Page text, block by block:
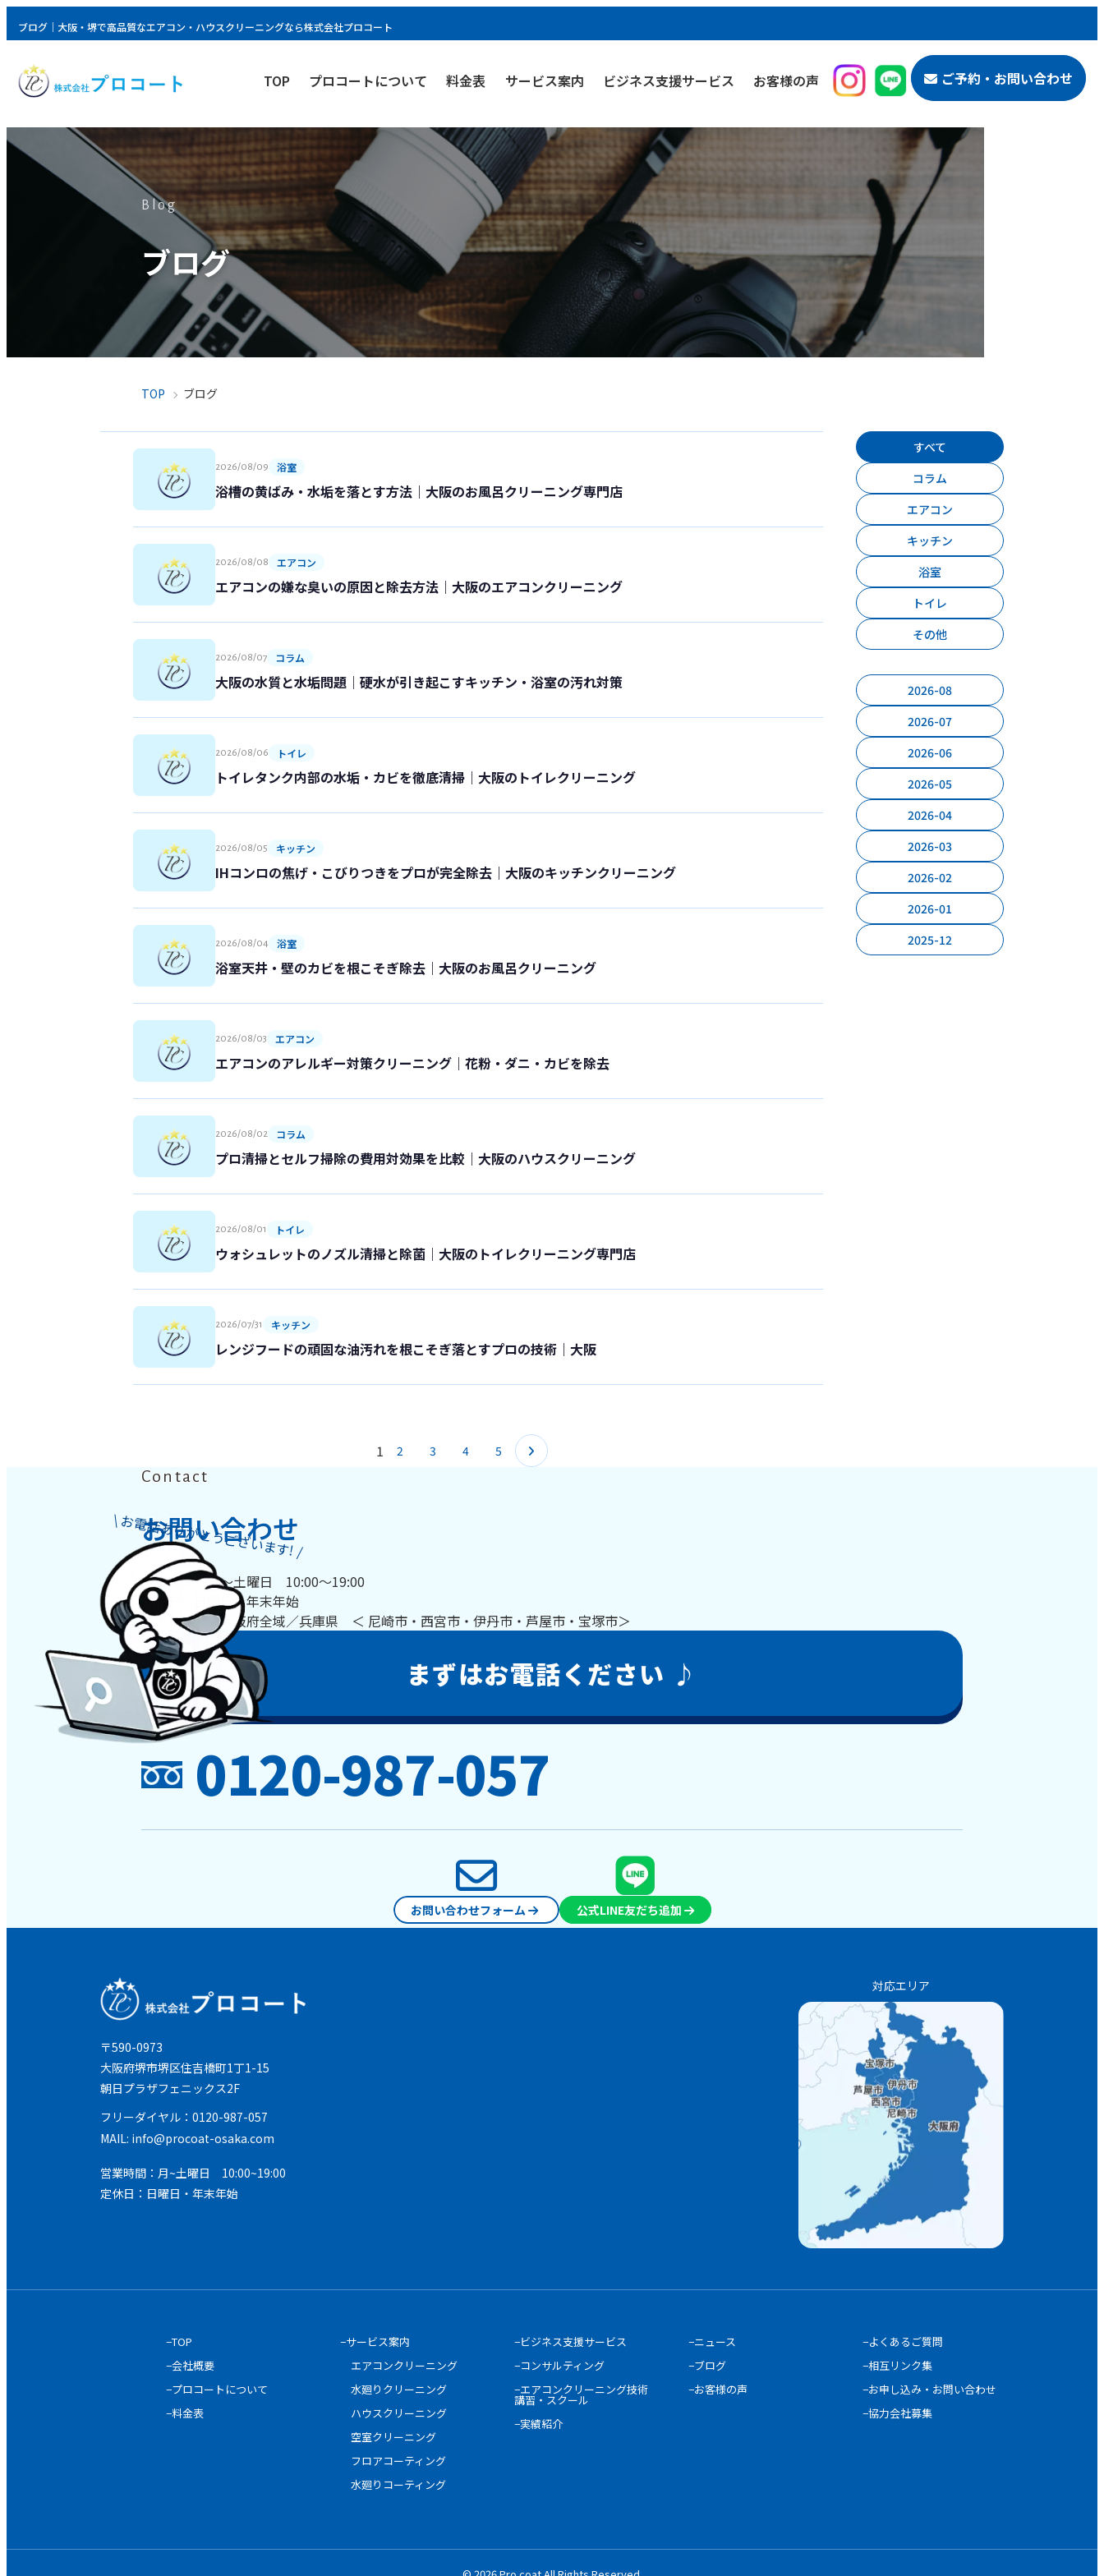
ブログ｜大阪・堺で高品質なエアコン・ハウスクリーニングなら株式会社プロコート
TOP プロコートについて 料金表 サービス案内 ビジネス支援サービス お客様の声 ご予約・お問い合わせ
Blog
ブログ
TOP ブログ
すべて
コラム
エアコン
キッチン
浴室
トイレ
その他
2026-08
2026-07
2026-06
2026-05
2026-04
2026-03
2026-02
2026-01
2025-12
2026/08/09 浴室
浴槽の黄ばみ・水垢を落とす方法｜大阪のお風呂クリーニング専門店
2026/08/08 エアコン
エアコンの嫌な臭いの原因と除去方法｜大阪のエアコンクリーニング
2026/08/07 コラム
大阪の水質と水垢問題｜硬水が引き起こすキッチン・浴室の汚れ対策
2026/08/06 トイレ
トイレタンク内部の水垢・カビを徹底清掃｜大阪のトイレクリーニング
2026/08/05 キッチン
IHコンロの焦げ・こびりつきをプロが完全除去｜大阪のキッチンクリーニング
2026/08/04 浴室
浴室天井・壁のカビを根こそぎ除去｜大阪のお風呂クリーニング
2026/08/03 エアコン
エアコンのアレルギー対策クリーニング｜花粉・ダニ・カビを除去
2026/08/02 コラム
プロ清掃とセルフ掃除の費用対効果を比較｜大阪のハウスクリーニング
2026/08/01 トイレ
ウォシュレットのノズル清掃と除菌｜大阪のトイレクリーニング専門店
2026/07/31 キッチン
レンジフードの頑固な油汚れを根こそぎ落とすプロの技術｜大阪
1 2 3 4 5
Contact
お問い合わせ
営業時間：月～土曜日 10:00～19:00
定休日：日曜日・年末年始
対応エリア：大阪府全域／兵庫県 ＜ 尼崎市・西宮市・伊丹市・芦屋市・宝塚市＞
まずはお電話ください ♪
0120-987-057
お問い合わせフォーム 公式LINE友だち追加
\ お電話ありがとうございます! /
〒590-0973
大阪府堺市堺区住吉橋町1丁1-15
朝日プラザフェニックス2F
フリーダイヤル：0120-987-057
MAIL: info@procoat-osaka.com
営業時間：月~土曜日 10:00~19:00
定休日：日曜日・年末年始
対応エリア
−TOP
−会社概要
−プロコートについて
−料金表
−サービス案内
エアコンクリーニング
水廻りクリーニング
ハウスクリーニング
空室クリーニング
フロアコーティング
水廻りコーティング
−ビジネス支援サービス
−コンサルティング
−エアコンクリーニング技術
講習・スクール
−実績紹介
−ニュース
−ブログ
−お客様の声
−よくあるご質問
−相互リンク集
−お申し込み・お問い合わせ
−協力会社募集